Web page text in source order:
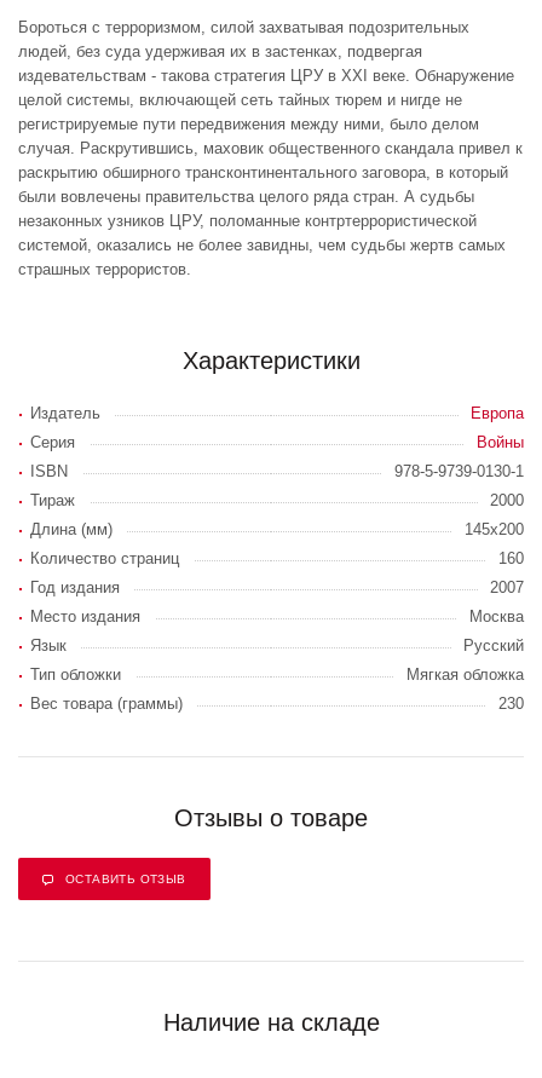
Бороться с терроризмом, силой захватывая подозрительных
людей, без суда удерживая их в застенках, подвергая
издевательствам - такова стратегия ЦРУ в XXI веке. Обнаружение
целой системы, включающей сеть тайных тюрем и нигде не
регистрируемые пути передвижения между ними, было делом
случая. Раскрутившись, маховик общественного скандала привел к
раскрытию обширного трансконтинентального заговора, в который
были вовлечены правительства целого ряда стран. А судьбы
незаконных узников ЦРУ, поломанные контртеррористической
системой, оказались не более завидны, чем судьбы жертв самых
страшных террористов.
Характеристики
Издатель
Европа
Серия
Войны
ISBN
978-5-9739-0130-1
Тираж
2000
Длина (мм)
145х200
Количество страниц
160
Год издания
2007
Место издания
Москва
Язык
Русский
Тип обложки
Мягкая обложка
Вес товара (граммы)
230
Отзывы о товаре
ОСТАВИТЬ ОТЗЫВ
Наличие на складе